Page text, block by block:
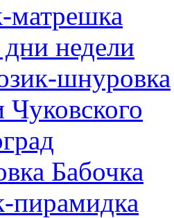
недели
шнуровка
Чуковского
Бабочка